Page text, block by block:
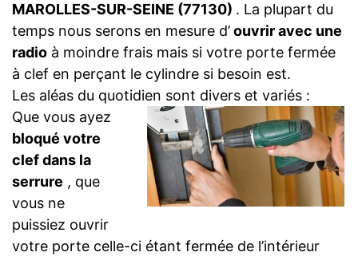
MAROLLES-SUR-SEINE (77130) . La plupart du
temps nous serons en mesure d’ouvrir avec une
radio à moindre frais mais si votre porte fermée
à clef en perçant le cylindre si besoin est.
Les aléas du quotidien sont divers et variés :
Que vous ayez
bloqué votre
clef dans la
serrure , que
vous ne
puissiez ouvrir
votre porte celle-ci étant fermée de l’intérieur